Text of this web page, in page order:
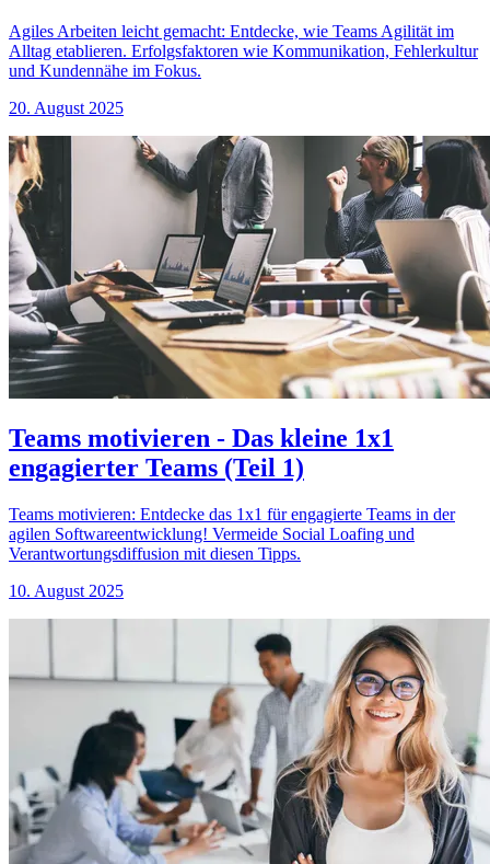
Agiles Arbeiten leicht gemacht: Entdecke, wie Teams Agilität im
Alltag etablieren. Erfolgsfaktoren wie Kommunikation, Fehlerkultur
und Kundennähe im Fokus.
20. August 2025
Teams motivieren - Das kleine 1x1
engagierter Teams (Teil 1)
Teams motivieren: Entdecke das 1x1 für engagierte Teams in der
agilen Softwareentwicklung! Vermeide Social Loafing und
Verantwortungsdiffusion mit diesen Tipps.
10. August 2025